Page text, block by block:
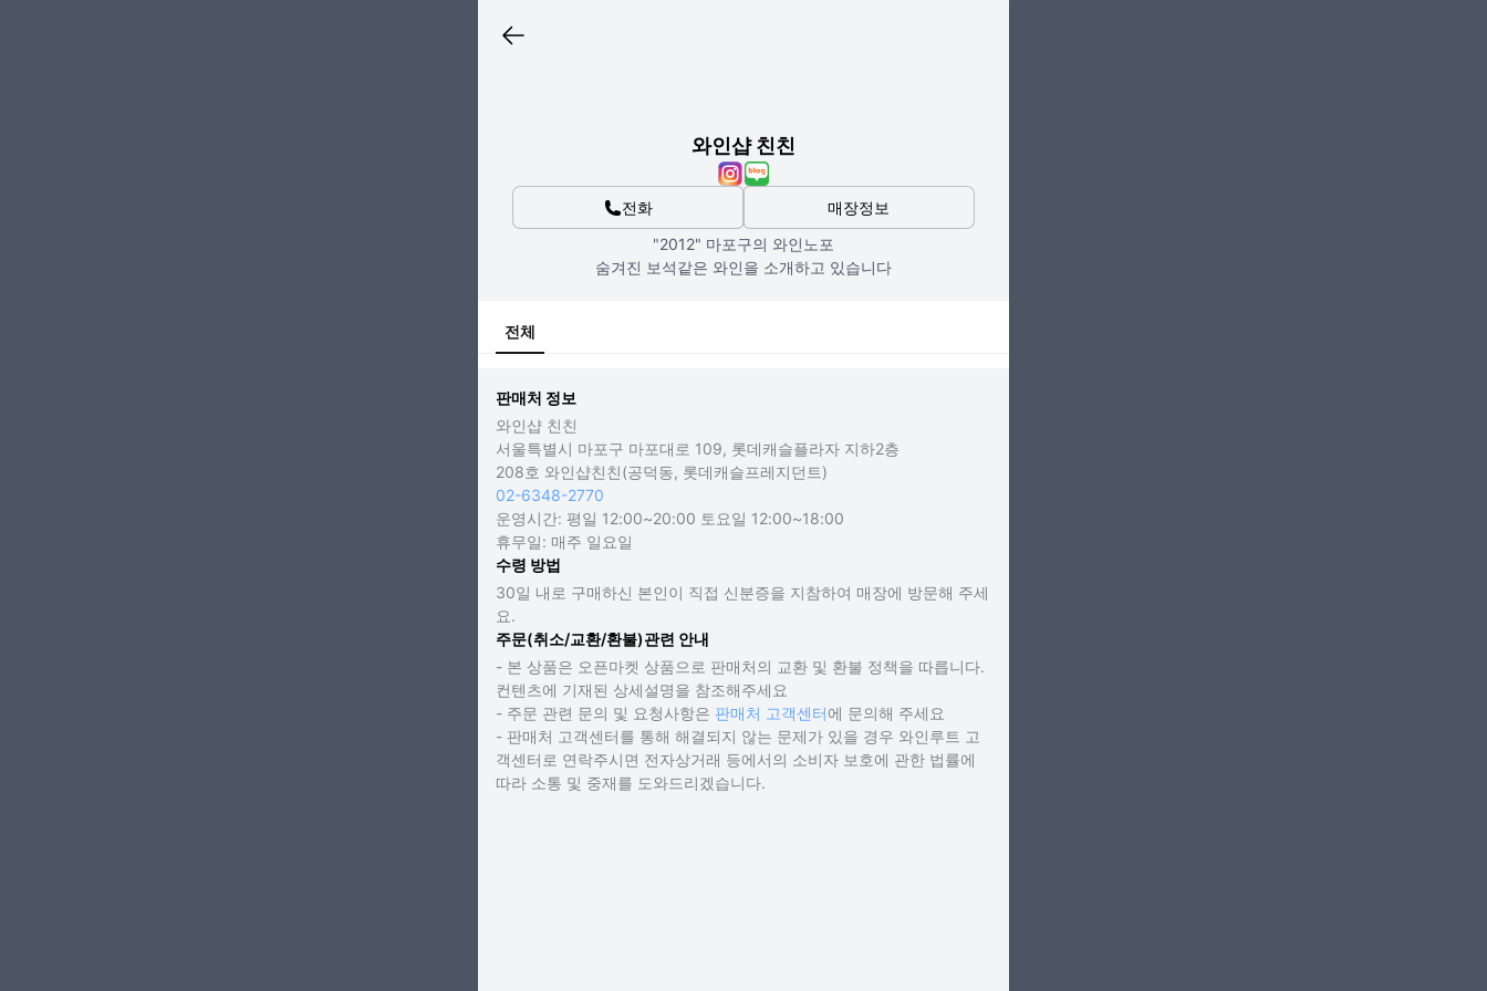
와인샵 친친
전화
매장정보
"2012" 마포구의 와인노포
숨겨진 보석같은 와인을 소개하고 있습니다
전체
판매처 정보
와인샵 친친
서울특별시 마포구 마포대로 109, 롯데캐슬플라자 지하2층
208호 와인샵친친(공덕동, 롯데캐슬프레지던트)
02-6348-2770
운영시간: 평일 12:00~20:00 토요일 12:00~18:00
휴무일: 매주 일요일
수령 방법
30일 내로 구매하신 본인이 직접 신분증을 지참하여 매장에 방문해 주세
요.
주문(취소/교환/환불)관련 안내
- 본 상품은 오픈마켓 상품으로 판매처의 교환 및 환불 정책을 따릅니다.
컨텐츠에 기재된 상세설명을 참조해주세요
- 주문 관련 문의 및 요청사항은 판매처 고객센터에 문의해 주세요
- 판매처 고객센터를 통해 해결되지 않는 문제가 있을 경우 와인루트 고
객센터로 연락주시면 전자상거래 등에서의 소비자 보호에 관한 법률에
따라 소통 및 중재를 도와드리겠습니다.